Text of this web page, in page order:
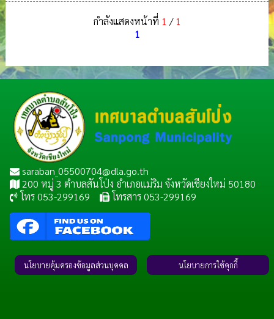
กำลังแสดงหน้าที่ 1 / 1
1
saraban_05500704@dla.go.th
200 หมู่ 3 ตำบลสันโป่ง อำเภอแม่ริม จังหวัดเชียงใหม่ 50180
โทร 053-299169
โทรสาร 053-299169
นโยบายคุ้มครองข้อมูลส่วนบุคคล นโยบายการใช้คุกกี้